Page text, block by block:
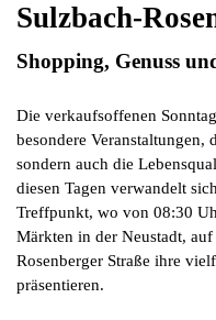
Sulzbach-
Shopping, Genuss
Die verkaufsoffenen
besondere
sondern auch die
diesen Tagen verwandelt
Treffpunkt, wo von 08:30
Märkten in der Neustadt,
Rosenberger Straße ihre
präsentieren.